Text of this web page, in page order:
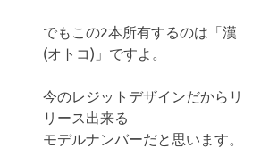
でもこの2本所有するのは「漢
(オトコ)」ですよ。
今のレジットデザインだからリ
リース出来る
モデルナンバーだと思います。